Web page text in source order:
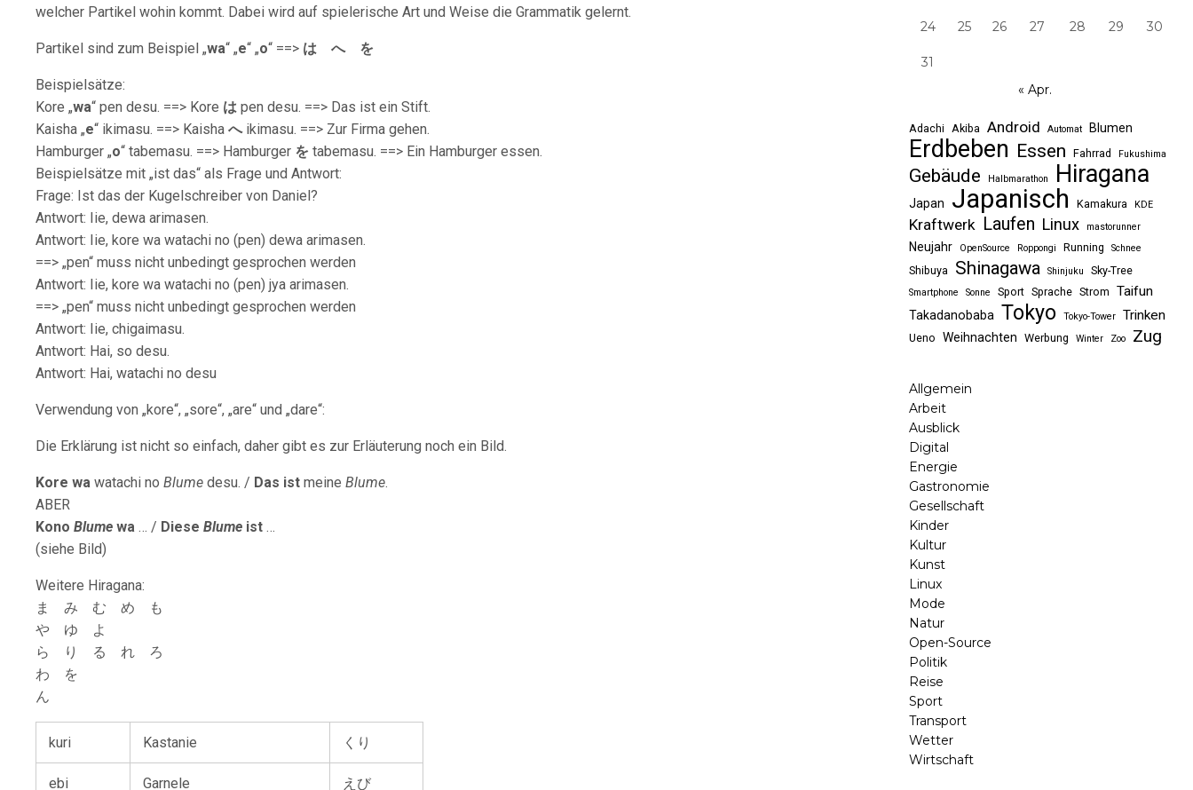
welcher Partikel wohin kommt. Dabei wird auf spielerische Art und Weise die Grammatik gelernt.
Partikel sind zum Beispiel „wa“ „e“ „o“ ==> は へ を
Beispielsätze:
Kore „wa“ pen desu. ==> Kore は pen desu. ==> Das ist ein Stift.
Kaisha „e“ ikimasu. ==> Kaisha へ ikimasu. ==> Zur Firma gehen.
Hamburger „o“ tabemasu. ==> Hamburger を tabemasu. ==> Ein Hamburger essen.
Beispielsätze mit „ist das“ als Frage und Antwort:
Frage: Ist das der Kugelschreiber von Daniel?
Antwort: Iie, dewa arimasen.
Antwort: Iie, kore wa watachi no (pen) dewa arimasen.
==> „pen“ muss nicht unbedingt gesprochen werden
Antwort: Iie, kore wa watachi no (pen) jya arimasen.
==> „pen“ muss nicht unbedingt gesprochen werden
Antwort: Iie, chigaimasu.
Antwort: Hai, so desu.
Antwort: Hai, watachi no desu
Verwendung von „kore“, „sore“, „are“ und „dare“:
Die Erklärung ist nicht so einfach, daher gibt es zur Erläuterung noch ein Bild.
Kore wa watachi no Blume desu. / Das ist meine Blume.
ABER
Kono Blume wa … / Diese Blume ist …
(siehe Bild)
Weitere Hiragana:
ま み む め も
や ゆ よ
ら り る れ ろ
わ を
ん
kuri Kastanie くり
ebi Garnele えび
24 25 26 27 28 29 30
31
« Apr.
Adachi Akiba Android Automat Blumen
Erdbeben Essen Fahrrad Fukushima
Gebäude Halbmarathon Hiragana
Japan Japanisch Kamakura KDE
Kraftwerk Laufen Linux mastorunner
Neujahr OpenSource Roppongi Running Schnee
Shibuya Shinagawa Shinjuku Sky-Tree
Smartphone Sonne Sport Sprache Strom Taifun
Takadanobaba Tokyo Tokyo-Tower Trinken
Ueno Weihnachten Werbung Winter Zoo Zug
Allgemein
Arbeit
Ausblick
Digital
Energie
Gastronomie
Gesellschaft
Kinder
Kultur
Kunst
Linux
Mode
Natur
Open-Source
Politik
Reise
Sport
Transport
Wetter
Wirtschaft